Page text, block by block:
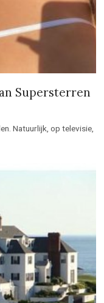
Supersterren
Natuurlijk, op televisie,